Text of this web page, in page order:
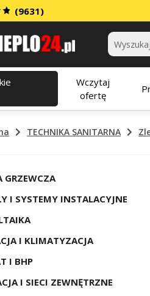
(9631)
Wczytaj
ofertę
TECHNIKA SANITARNA
GRZEWCZA
I SYSTEMY INSTALACYJNE
I KLIMATYZACJA
I BHP
I SIECI ZEWNĘTRZNE